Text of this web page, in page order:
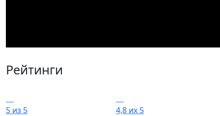
Рейтинги
5 из 5 4,8 их 5